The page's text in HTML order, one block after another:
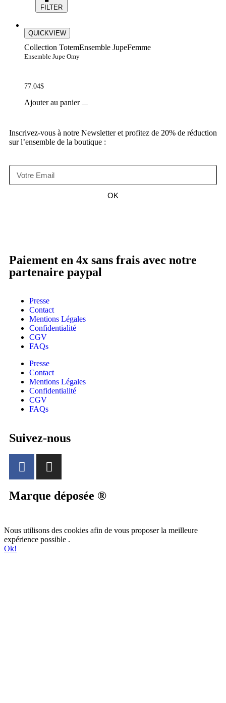
FILTER
QUICKVIEW
Collection TotemEnsemble JupeFemme
Ensemble Jupe Omy
77.04$
Ajouter au panier
Inscrivez-vous à notre Newsletter et profitez de 20% de réduction
sur l’ensemble de la boutique :
OK
Paiement en 4x sans frais avec notre
partenaire paypal
Presse
Contact
Mentions Légales
Confidentialité
CGV
FAQs
Presse
Contact
Mentions Légales
Confidentialité
CGV
FAQs
Suivez-nous
Marque déposée ®
Nous utilisons des cookies afin de vous proposer la meilleure
expérience possible .
Ok!